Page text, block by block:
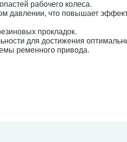
рабочего колеса.
давлении, что повышает
прокладок.
для достижения
ременного привода.